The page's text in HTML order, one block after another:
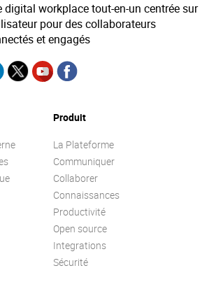
digital workplace tout-en-un centrée sur
pour des collaborateurs
et engagés
Produit
La Plateforme
Communiquer
Collaborer
Connaissances
Productivité
Open source
Integrations
Sécurité